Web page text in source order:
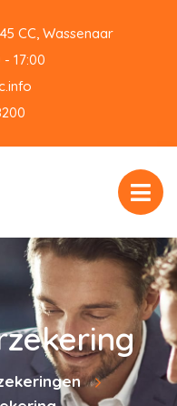
CC, Wassenaar
17:00